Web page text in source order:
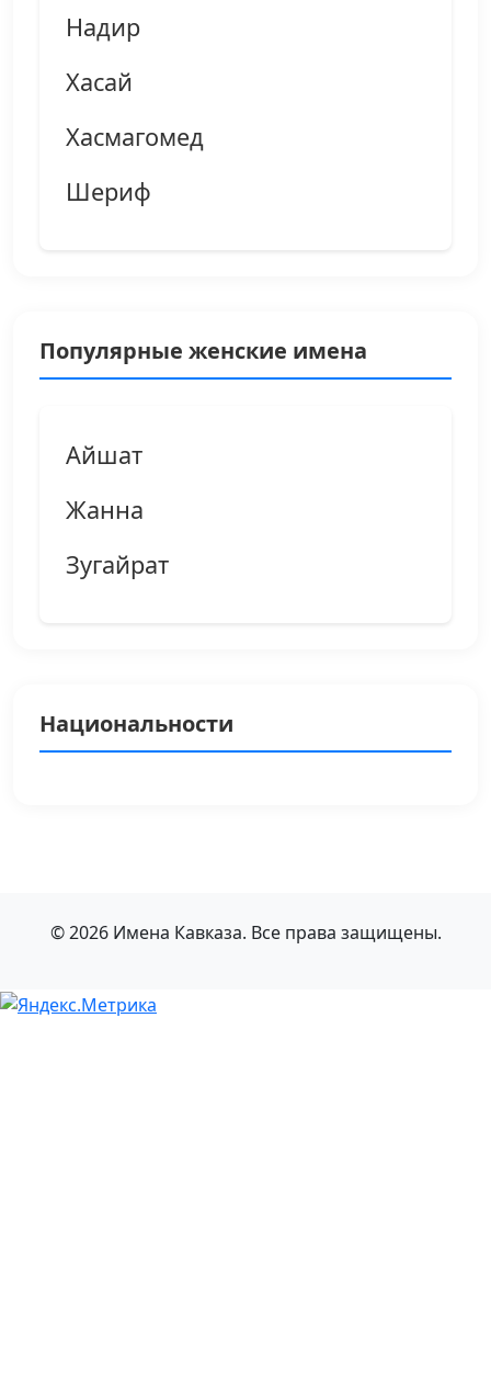
Надир
Хасай
Хасмагомед
Шериф
Популярные женские имена
Айшат
Жанна
Зугайрат
Национальности
© 2026 Имена Кавказа. Все права защищены.